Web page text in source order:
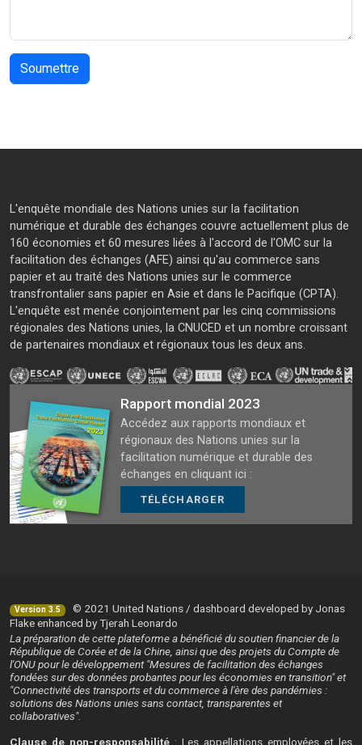
L'enquête mondiale des Nations unies sur la facilitation
numérique et durable des échanges couvre actuellement plus de
160 économies et 60 mesures liées à l'accord de l'OMC sur la
facilitation des échanges (AFE) ainsi qu'au commerce sans
papier et au traité des Nations unies sur le commerce
transfrontalier sans papier en Asie et dans le Pacifique (CPTA).
L'enquête est menée conjointement par les cinq commissions
régionales des Nations unies, la CNUCED et un nombre croissant
de partenaires mondiaux et régionaux tous les deux ans.
Rapport mondial 2023
Accédez aux rapports mondiaux et
régionaux des Nations unies sur la
facilitation numérique et durable des
échanges en cliquant ici :
TÉLÉCHARGER
Version 3.5
© 2021 United Nations / dashboard developed by Jonas
Flake enhanced by Tjerah Leonardo
La préparation de cette plateforme a bénéficié du soutien financier de la
République de Corée et de la Chine, ainsi que des projets du Compte de
l'ONU pour le développement "Mesures de facilitation des échanges
fondées sur des données probantes pour les économies en transition" et
"Connectivité des transports et du commerce à l'ère des pandémies :
solutions des Nations unies sans contact, transparentes et
collaboratives".
Clause de non-responsabilité : Les appellations employées et les